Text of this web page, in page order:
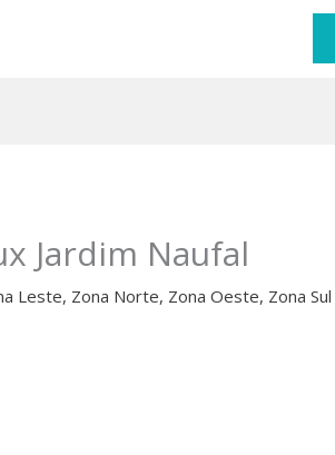
Jardim Naufal
Leste, Zona Norte, Zona Oeste, Zona Sul